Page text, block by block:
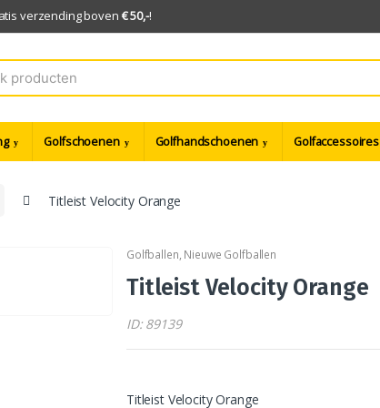
verzending boven € 50,-!
Golfschoenen Golfhandschoenen Golfaccessoires
Titleist Velocity Orange
Golfballen, Nieuwe Golfballen
Titleist Velocity Orange
ID: 89139
Titleist Velocity Orange